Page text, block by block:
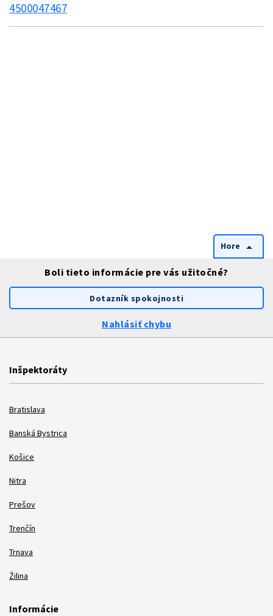
4500047467
Hore arrow_drop_up
Boli tieto informácie pre vás užitočné?
Dotazník spokojnosti
Nahlásiť chybu
Inšpektoráty
Bratislava
Banská Bystrica
Košice
Nitra
Prešov
Trenčín
Trnava
Žilina
Informácie